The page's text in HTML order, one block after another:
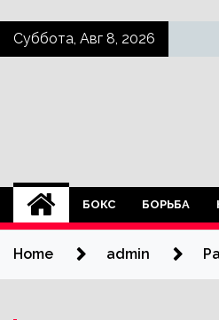
SkipСуббота, Авг 8, 2026
БОКС БОРЬБА
Home admin